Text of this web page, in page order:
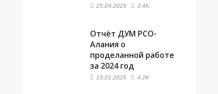
25.04.2025 3.4K
Отчёт ДУМ РСО-
Алания о
проделанной работе
за 2024 год
15.01.2025 4.2K